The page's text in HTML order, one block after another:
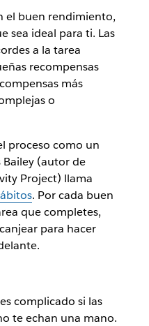
el buen rendimiento,
sea ideal para ti. Las
a la tarea
recompensas
más
o
proceso como un
(autor de
Project) llama
. Por cada buen
que completes,
para hacer
complicado si las
te echan una mano.